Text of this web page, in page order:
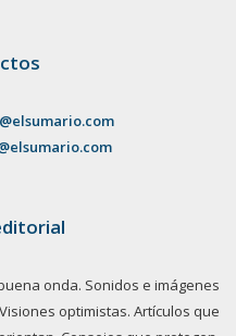
onda. Sonidos e imágenes
optimistas. Artículos que